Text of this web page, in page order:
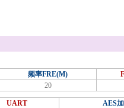
频率FRE(M)
20
UART AES